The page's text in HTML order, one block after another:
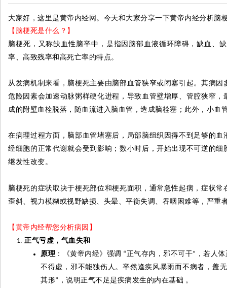
大家好，这里是黄帝内经网。今天和大家分享一下黄帝内经分析脑
【脑梗死是什么？】
脑梗死，又称缺血性脑卒中，是指因脑部血液循环障碍，缺血、
率、高致残率和高死亡率的特点。
从发病机制来看，脑梗死主要由脑部血管狭窄或闭塞引起。其病
危险因素会加速动脉粥样硬化进程，导致血管壁增厚、管腔狭窄
成的附壁血栓脱落，随血流进入脑血管，造成脑栓塞；此外，小
在病理过程方面，脑部血管堵塞后，局部脑组织因得不到足够的
经细胞的正常代谢就会受到影响；数小时后，开始出现不可逆的
继发性改变。
脑梗死的症状取决于梗死部位和梗死面积，通常急性起病，症状
歪斜、视力模糊或视野缺损、头晕、平衡失调、吞咽困难等，严重
【黄帝内经帮您分析病因】
正气亏虚，气血失和
原理 ：《黄帝内经》强调 “ 正气存内，邪不可干” ，若人
不得虚，邪不能独伤人。卒然逢疾风暴雨而不病者，盖
其形” ，说明正气不足是疾病发生的内在基础 。